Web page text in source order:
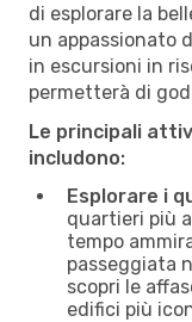
di esplorare la
un appassionato
in escursioni in
permetterà di
Le principali
includono:
Esplorare i
quartieri più
tempo
passeggiata
scopri le
edifici più